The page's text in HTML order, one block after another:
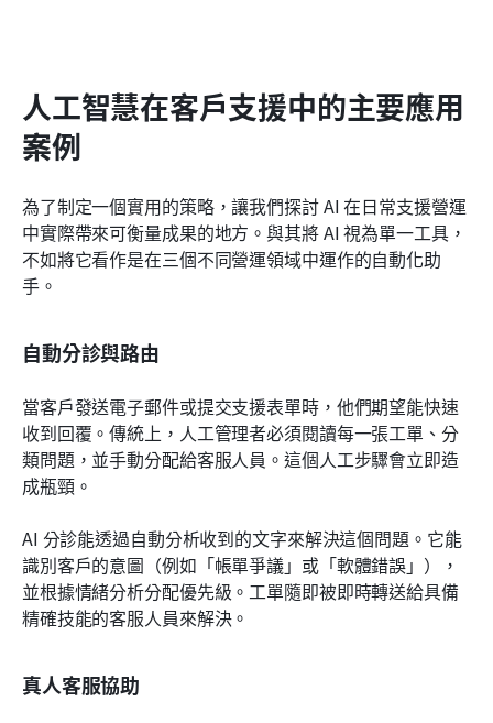
人工智慧在客戶支援中的主要應用
案例
為了制定一個實用的策略，讓我們探討 AI 在日常支援營運
中實際帶來可衡量成果的地方。與其將 AI 視為單一工具，
不如將它看作是在三個不同營運領域中運作的自動化助
手。
自動分診與路由
當客戶發送電子郵件或提交支援表單時，他們期望能快速
收到回覆。傳統上，人工管理者必須閱讀每一張工單、分
類問題，並手動分配給客服人員。這個人工步驟會立即造
成瓶頸。
AI 分診能透過自動分析收到的文字來解決這個問題。它能
識別客戶的意圖（例如「帳單爭議」或「軟體錯誤」），
並根據情緒分析分配優先級。工單隨即被即時轉送給具備
精確技能的客服人員來解決。
真人客服協助